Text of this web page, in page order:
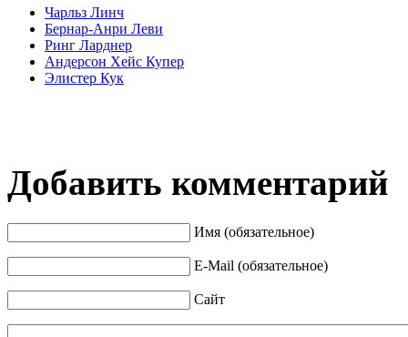
Чарльз Линч
Бернар-Анри Леви
Ринг Ларднер
Андерсон Хейс Купер
Элистер Кук
Добавить комментарий
Имя (обязательное)
E-Mail (обязательное)
Сайт